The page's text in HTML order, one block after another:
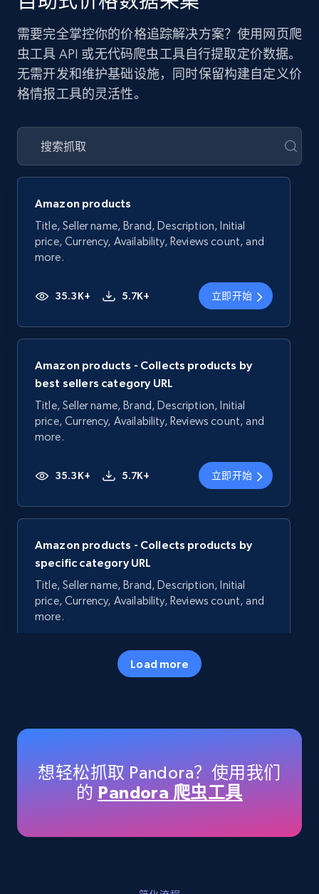
需要完全掌控你的价格追踪解决方案？使用网页爬
虫工具 API 或无代码爬虫工具自行提取定价数据。
无需开发和维护基础设施，同时保留构建自定义价
格情报工具的灵活性。
Amazon products
Title, Seller name, Brand, Description, Initial
price, Currency, Availability, Reviews count, and
more.
35.3K+ 5.7K+ 立即开始
Amazon products - Collects products by
best sellers category URL
Title, Seller name, Brand, Description, Initial
price, Currency, Availability, Reviews count, and
more.
35.3K+ 5.7K+ 立即开始
Amazon products - Collects products by
specific category URL
Title, Seller name, Brand, Description, Initial
price, Currency, Availability, Reviews count, and
more.
5.7K+
Title, Seller name, Brand, Description, Initial
price, Currency, Availability, Reviews count, and
35.3K+ 5.7K+ 立即开始
Load more
想轻松抓取 Pandora？使用我们
的 Pandora 爬虫工具